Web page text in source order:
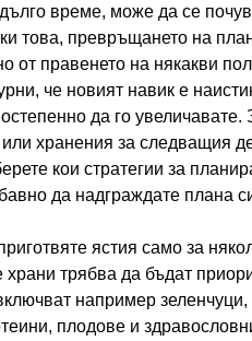
време, може да се
това, превръщането на
от правенето на някакви
че новият навик е
да го увеличавате.
или хранения за следващия
кои стратегии за
да надграждате плана
ястия само за
трябва да бъдат
например
плодове и